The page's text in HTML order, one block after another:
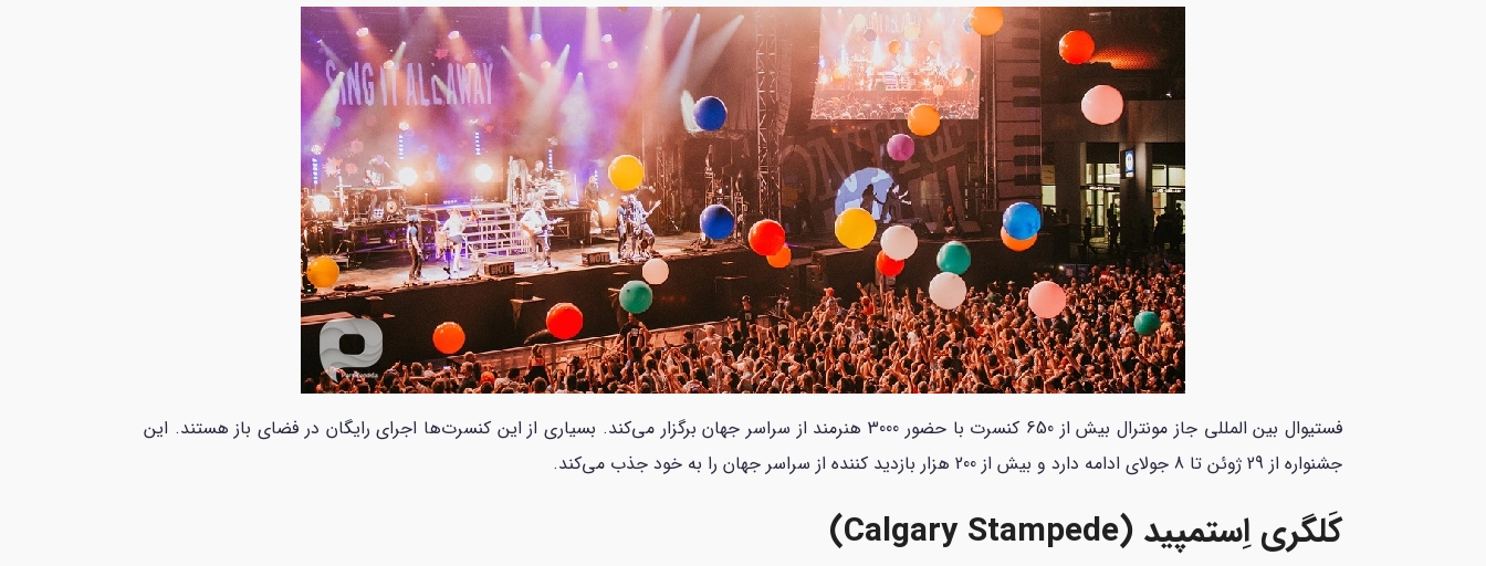
فستیوال بین المللی جاز مونترال بیش از 650 کنسرت با حضور 3000 هنرمند از سراسر جهان برگزار می‌کند. بسیاری از این کنسرت‌ها اجرای رایگان در فضای باز هستند. این
جشنواره از 29 ژوئن تا 8 جولای ادامه دارد و بیش از 200 هزار بازدید کننده از سراسر جهان را به خود جذب می‌کند.
کَلگری اِستمپید (Calgary Stampede)